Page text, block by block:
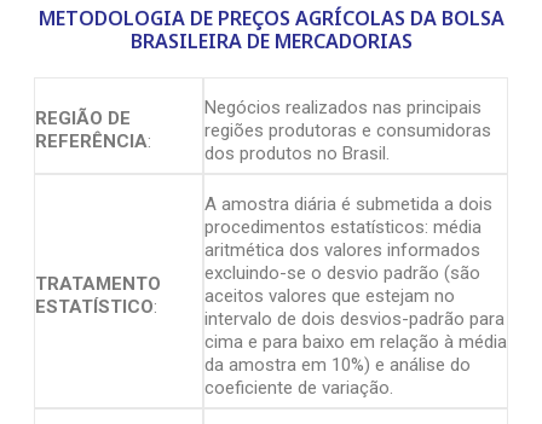
METODOLOGIA DE PREÇOS AGRÍCOLAS DA BOLSA
BRASILEIRA DE MERCADORIAS
REGIÃO DE
REFERÊNCIA:
Negócios realizados nas principais
regiões produtoras e consumidoras
dos produtos no Brasil.
TRATAMENTO
ESTATÍSTICO:
A amostra diária é submetida a dois
procedimentos estatísticos: média
aritmética dos valores informados
excluindo-se o desvio padrão (são
aceitos valores que estejam no
intervalo de dois desvios-padrão para
cima e para baixo em relação à média
da amostra em 10%) e análise do
coeficiente de variação.